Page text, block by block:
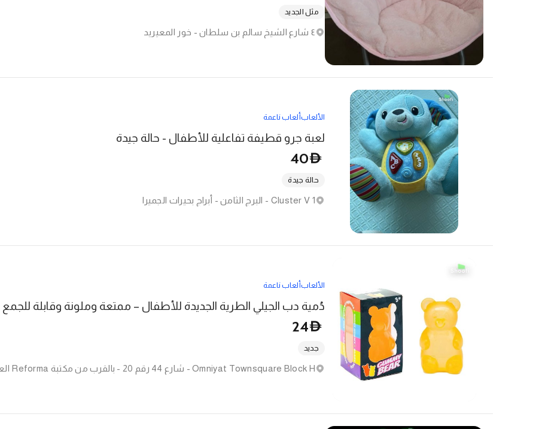
مثل الجديد
٤ شارع الشيخ سالم بن سلطان - خور المعيريد
الألعابألعاب ناعمة
لعبة جرو قطيفة تفاعلية للأطفال - حالة جيدة
D
40
حالة جيدة
1 Cluster V - البرج الثامن - أبراج بحيرات الجميرا
الألعابألعاب ناعمة
دُمية دب الجيلي الطرية الجديدة للأطفال – ممتعة وملونة وقابلة للجمع
D
24
جديد